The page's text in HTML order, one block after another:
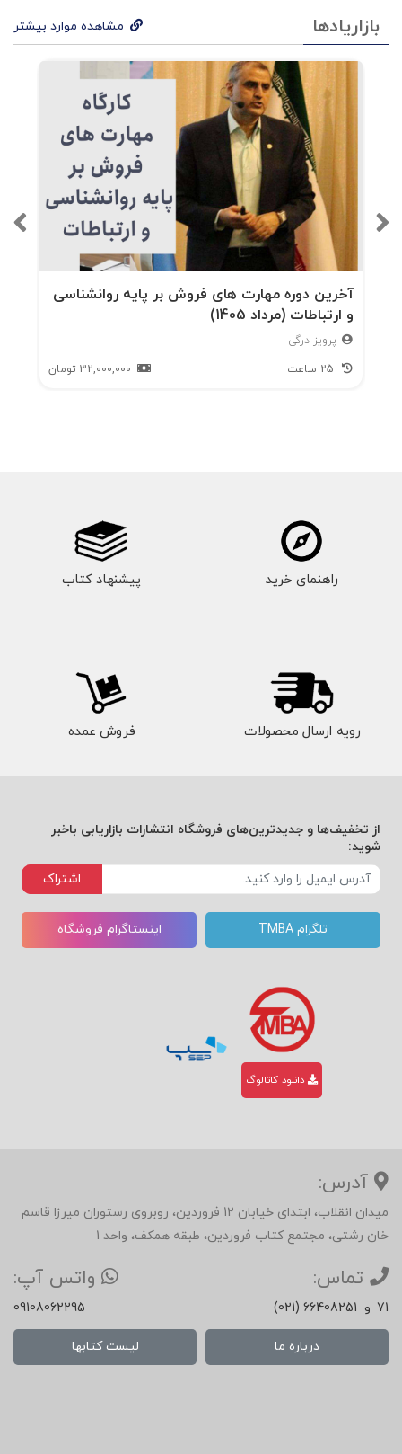
بازاریادها مشاهده موارد بیشتر
آخرین دوره مهارت های فروش بر پایه روانشناسی
و ارتباطات (مرداد 1405)
پرویز درگی
32,000,000 تومان
راهنمای خرید پیشنهاد کتاب
رویه ارسال محصولات فروش عمده
از تخفیف‌ها و جدیدترین‌های فروشگاه انتشارات بازاریابی باخبر
شوید:
اشتراک
تلگرام TMBA اینستاگرام فروشگاه
دانلود کاتالوگ
آدرس:
میدان انقلاب، ابتدای خیابان 12 فروردین، روبروی رستوران میرزا قاسم
خان رشتی، مجتمع کتاب فروردین، طبقه همکف، واحد 1
تماس:
(021) 66408251 و 71
واتس آپ:
09108062295
درباره ما لیست کتابها